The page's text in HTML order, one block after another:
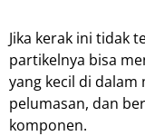
Jika kerak ini tidak
partikelnya bisa
yang kecil di
pelumasan, dan
komponen.